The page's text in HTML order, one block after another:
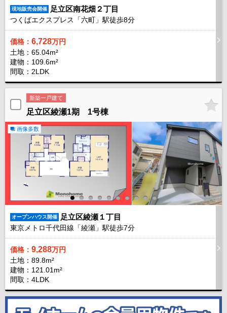
現地販売会開催 足立区南花畑２丁目
つくばエクスプレス「六町」駅徒歩8分
価格： 6,728万円
土地：65.04m²
建物：109.6m²
間取：2LDK
新築一戸建て
足立区綾瀬1期 1号棟
画像多数
オープンハウス開催 足立区綾瀬１丁目
東京メトロ千代田線「綾瀬」駅徒歩7分
価格： 9,288万円
土地：89.8m²
建物：121.01m²
間取：4LDK